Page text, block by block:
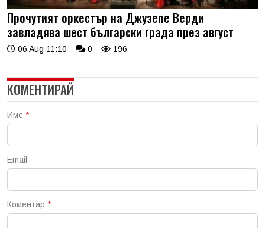
Прочутият оркестър на Джузепе Верди
завладява шест български града през август
06 Aug 11:10 0 196
КОМЕНТИРАЙ
Име *
Email
Коментар *